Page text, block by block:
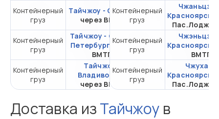
Контейнерный
груз
Тайчжоу - Самара
через ВМТП
от 382 097,50 ₽ за
20DC
Контейнерный
груз
Тайчжоу - Санкт-
Петербург через
ВМТП
от 391 269,45 ₽ за
20DC
Контейнерный
груз
Тайчжоу -
Владивосток
через ВМТП
от 187 269,45 ₽ за
20DC
Контейнерный
груз
Красноярск
Контейнерный
груз
Красноярск
ВМТП
Контейнерный
груз
Чжухай -
Красноярск
Доставка изТайчжоу в